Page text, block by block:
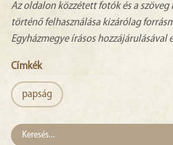
Az oldalon közzétett fotók és a szöveg
történő felhasználása kizárólag
Egyházmegye írásos hozzájárulásával
Címkék
papság